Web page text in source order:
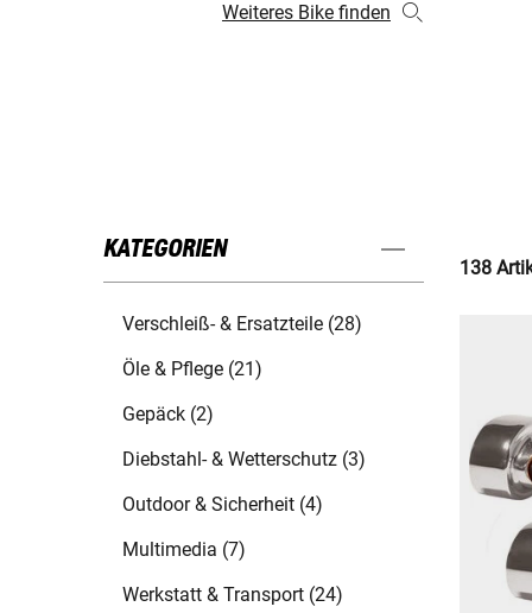
Weiteres Bike finden
KATEGORIEN
Verschleiß- & Ersatzteile (28)
Öle & Pflege (21)
Gepäck (2)
Diebstahl- & Wetterschutz (3)
Outdoor & Sicherheit (4)
Multimedia (7)
Werkstatt & Transport (24)
138